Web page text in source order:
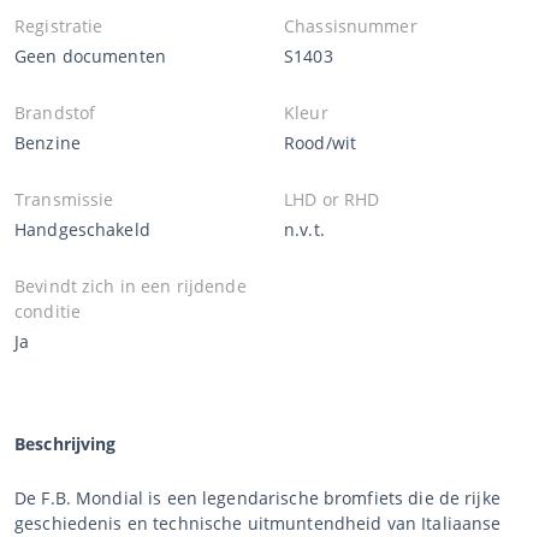
Registratie
Geen documenten
Chassisnummer
S1403
Brandstof
Benzine
Kleur
Rood/wit
Transmissie
Handgeschakeld
LHD or RHD
n.v.t.
Bevindt zich in een rijdende
conditie
Ja
Beschrijving
De F.B. Mondial is een legendarische bromfiets die de rijke
geschiedenis en technische uitmuntendheid van Italiaanse